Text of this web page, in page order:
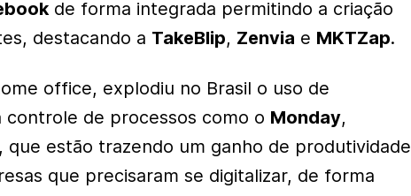
de forma integrada permitindo a criação
destacando a TakeBlip, Zenvia e MKTZap.
office, explodiu no Brasil o uso de
de processos como o Monday,
, que estão trazendo um ganho de produtividade
que precisaram se digitalizar, de forma